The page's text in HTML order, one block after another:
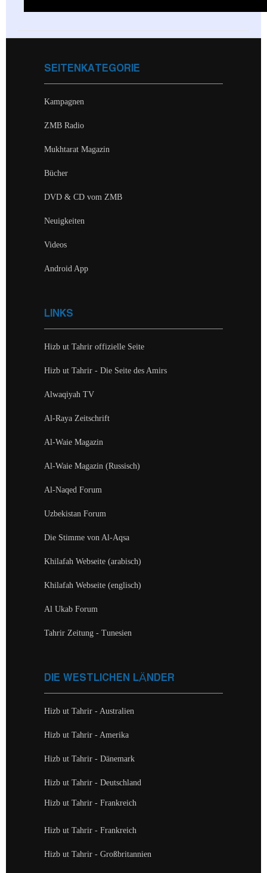
SEITENKATEGORIE
Kampagnen
ZMB Radio
Mukhtarat Magazin
Bücher
DVD & CD vom ZMB
Neuigkeiten
Videos
Android App
LINKS
Hizb ut Tahrir offizielle Seite
Hizb ut Tahrir - Die Seite des Amirs
Alwaqiyah TV
Al-Raya Zeitschrift
Al-Waie Magazin
Al-Waie Magazin (Russisch)
Al-Naqed Forum
Uzbekistan Forum
Die Stimme von Al-Aqsa
Khilafah Webseite (arabisch)
Khilafah Webseite (englisch)
Al Ukab Forum
Tahrir Zeitung - Tunesien
DIE WESTLICHEN LÄNDER
Hizb ut Tahrir - Australien
Hizb ut Tahrir - Amerika
Hizb ut Tahrir - Dänemark
Hizb ut Tahrir - Deutschland
Hizb ut Tahrir - Frankreich
Hizb ut Tahrir - Frankreich
Hizb ut Tahrir - Großbritannien